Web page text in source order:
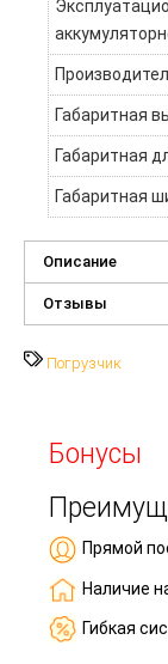
Габаритная
Габаритная
Габаритная
Описание
Отзывы
Погрузчик
Бонусы
Прямой
Наличие
Гибкая